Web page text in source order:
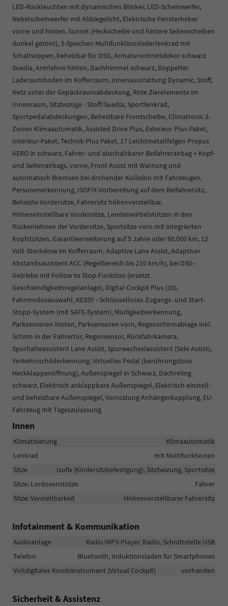
LED-Rückleuchten mit dynamischen Blinker, LED-Scheinwerfer,
Nebelscheinwerfer mit Abbiegelicht, Elektrische Fensterheber
vorne und hinten, Sunset (Heckscheibe und hintere Seitenscheiben
dunkel getönt), 3-Speichen Multifunktionslederlenkrad mit
Schaltwippen, beheizbar für DSG, Armaturenbrettdekor schwarz
Suedia, Armlehne hinten, Dachhimmel schwarz, Doppelter
Laderaumboden im Kofferraum, Innenausstattung Dynamic, Stoff,
Netz unter der Gepäckraumabdeckung, Rote Zierelemente im
Innenraum, Sitzbezüge - Stoff/Suedia, Sportlenkrad,
Sportpedalabdeckungen, Beheizbare Frontscheibe, Climatronic 2-
Zonen Klimaautomatik, Assisted Drive Plus, Exterieur Plus-Paket,
Interieur-Paket, Technik Plus Paket, 17 Leichtmetallfelgen Propus
AERO in schwarz, Fahrer- und abschaltbarer Beifahrerairbag + Kopf-
und Seitenairbags, vorne, Front Assist mit Warnung und
automatisch Bremsen bei drohender Kollision mit Fahrzeugen,
Personenerkennung, ISOFIX-Vorbereitung auf dem Beifahrersitz,
Beheizte Vordersitze, Fahrersitz höhenverstellbar,
Höheneinstellbare Vordersitze, Lendenwirbelstützen in den
Rückenlehnen der Vordersitze, Sportsitze vorn mit integrierten
Kopfstützen, Garantieerweiterung auf 5 Jahre oder 60.000 km, 12
Volt-Steckdose im Kofferraum, Adaptive Lane Assist, Adaptiver
Abstandsassistent ACC (Regelbereich bis 210 km/h), bei DSG-
Getriebe mit Follow to Stop-Funktion (ersetzt
Geschwindigkeitsregelanlage), Digital Cockpit Plus (10),
Fahrmodusauswahl, KESSY - Schlüsselloses Zugangs- und Start-
Stopp-System (mit SAFE-System), Müdigkeitserkennung,
Parksensoren hinten, Parksensoren vorn, Regenschirmablage inkl.
Schirm in der Fahrertür, Regensensor, Rückfahrkamera,
Spurhalteassistent Lane Assist, Spurwechselassistent (Side Assist),
Verkehrsschilderkennung, Virtuelles Pedal (berührungslose
Heckklappenöffnung), Außenspiegel in Schwarz, Dachreling
schwarz, Elektrisch anklappbare Außenspiegel, Elektrisch einstell-
und beheizbare Außenspiegel, Vorrüstung Anhängerkupplung, EU-
Fahrzeug mit Tageszulassung
Innen
Klimatisierung
Klimaautomatik
Lenkrad
mit Multifunktionen
Sitze
Isofix (Kindersitzbefestigung), Sitzheizung, Sportsitze
Sitze: Lordosenstütze
Fahrer
Sitze: Verstellbarkeit
Höhenverstellbarer Fahrersitz
Infotainment & Kommunikation
Audioanlage
Radio/MP3-Player, Radio, Schnittstelle USB
Telefon
Bluetooth, Induktionsladen für Smartphones
Volldigitales Kombiinstrument (Virtual Cockpit)
vorhanden
Sicherheit & Assistenz